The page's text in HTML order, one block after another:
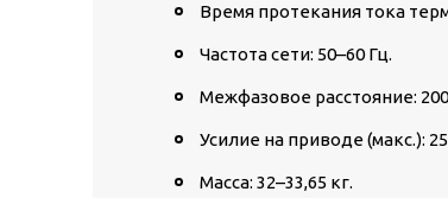
Время протекания тока
Частота сети: 50–60 Гц.
Межфазовое расстояние:
Усилие на приводе (макс.):
Масса: 32–33,65 кг.